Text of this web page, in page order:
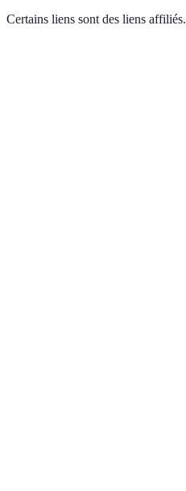
Certains liens sont des liens affiliés.